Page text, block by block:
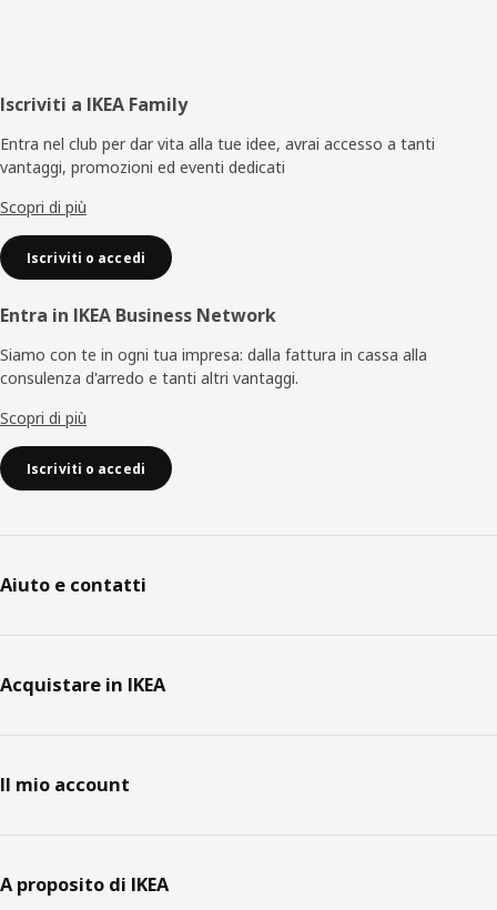
Piè
di
pagina
Iscriviti a IKEA Family
Entra nel club per dar vita alla tue idee, avrai accesso a tanti
vantaggi, promozioni ed eventi dedicati
Scopri di più
Iscriviti o accedi
Entra in IKEA Business Network
Siamo con te in ogni tua impresa: dalla fattura in cassa alla
consulenza d'arredo e tanti altri vantaggi.
Scopri di più
Iscriviti o accedi
Aiuto e contatti
Acquistare in IKEA
Il mio account
A proposito di IKEA